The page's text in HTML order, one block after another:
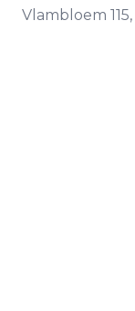
Vlambloem 115,